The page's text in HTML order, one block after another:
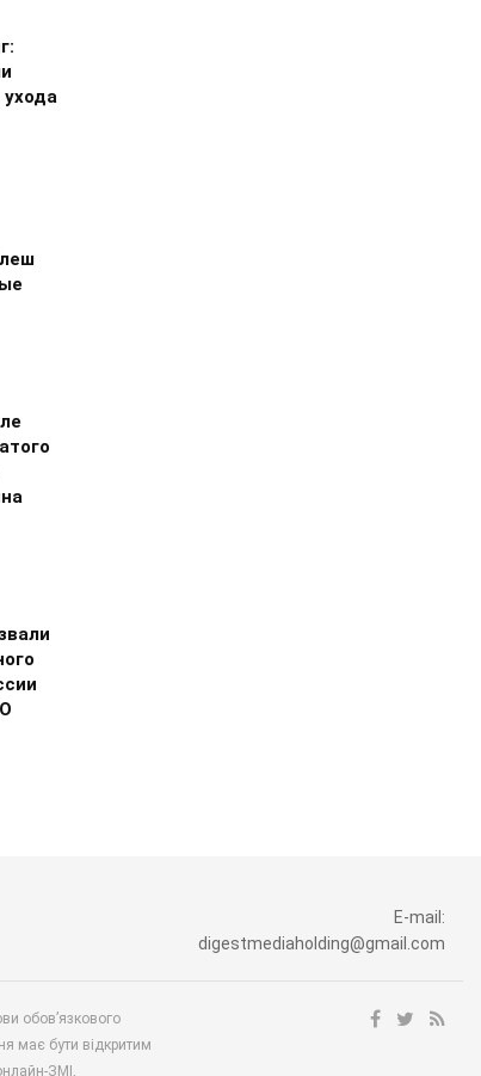
ухода
E-mail:
digestmediaholding@gmail.com
обов’язкового
має бути відкритим
ЗМІ,